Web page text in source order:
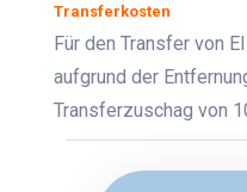
Transferkosten
Für den Transfer von
aufgrund der
Transferzuschag von